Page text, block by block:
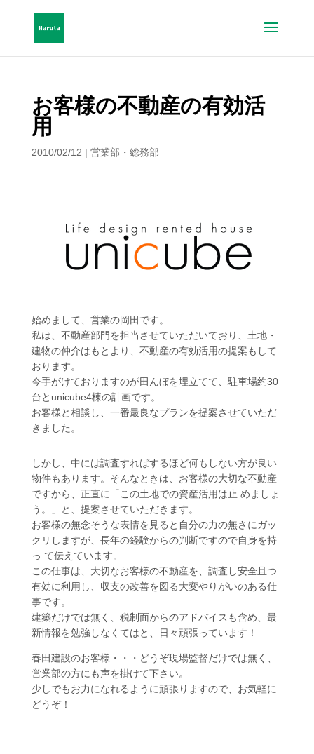
お客様の不動産の有効活
用
2010/02/12 | 営業部・総務部
始めまして、営業の岡田です。
私は、不動産部門を担当させていただいており、土地・
建物の仲介はもとより、不動産の有効活用の提案もして
おります。
今手がけておりますのが田んぼを埋立てて、駐車場約30
台とunicube4棟の計画です。
お客様と相談し、一番最良なプランを提案させていただ
きました。
しかし、中には調査すればするほど何もしない方が良い
物件もあります。そんなときは、お客様の大切な不動産
ですから、正直に「この土地での資産活用は止 めましょ
う。」と、提案させていただきます。
お客様の無念そうな表情を見ると自分の力の無さにガッ
クリしますが、長年の経験からの判断ですので自身を持
っ て伝えています。
この仕事は、大切なお客様の不動産を、調査し安全且つ
有効に利用し、収支の改善を図る大変やりがいのある仕
事です。
建築だけでは無く、税制面からのアドバイスも含め、最
新情報を勉強しなくてはと、日々頑張っています！
春田建設のお客様・・・どうぞ現場監督だけでは無く、
営業部の方にも声を掛けて下さい。
少しでもお力になれるように頑張りますので、お気軽に
どうぞ！